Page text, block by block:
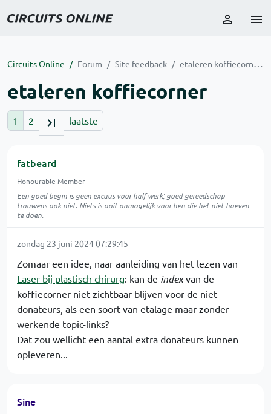
Circuits Online Forum Site feedback etaleren koffiecorner
etaleren koffiecorner
1 2 laatste
fatbeard
Honourable Member
Een goed begin is geen excuus voor half werk; goed gereedschap
trouwens ook niet. Niets is ooit onmogelijk voor hen die het niet hoeven
te doen.
zondag 23 juni 2024 07:29:45
Zomaar een idee, naar aanleiding van het lezen van
Laser bij plastisch chirurg: kan de indexvan de
koffiecorner niet zichtbaar blijven voor de niet-
donateurs, als een soort van etalage maar zonder
werkende topic-links?
Dat zou wellicht een aantal extra donateurs kunnen
opleveren...
Sine